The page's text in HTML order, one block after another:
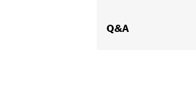
GARANZIA:
Q&A